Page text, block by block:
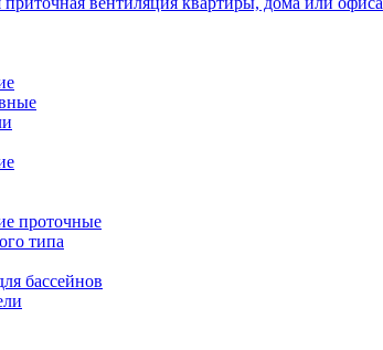
проточные
типа
бассейнов